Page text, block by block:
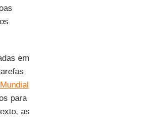
em
para
as